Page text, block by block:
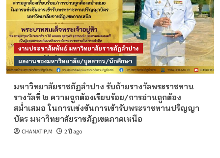
งานประชาสัมพันธ์ มหาวิทยาลัยราชภัฏลำปาง
ผลงานของมหาวิทยาลัย/บุคลากร/นักศึกษา
มหาวิทยาลัยราชภัฏลำปาง รับถ้วยรางวัลพระราชทาน
รางวัลที่ ๒ ความถูกต้องเรียบร้อย/การอ่านถูกต้อง
สม่ำเสมอ ในการแข่งขันการเข้ารับพระราชทานปริญญา
บัตร มหาวิทยาลัยราชภัฏเขตภาคเหนือ
CHANATIP.M 2 ปี ago